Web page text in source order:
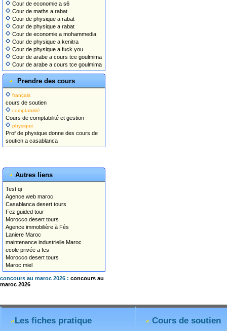
Cour de economie a s6
Cour de maths a rabat
Cour de physique a rabat
Cour de physique a rabat
Cour de economie a mohammedia
Cour de physique a kenitra
Cour de physique a fuck you
Cour de arabe a cours tce goulmima
Cour de arabe a cours tce goulmima
Prendre des cours
français
cours de soutien
comptabilité
Cours de comptabilité et gestion
physique
Prof de physique donne des cours de
soutien a casablanca
Autres liens
Test qi
Agence web maroc
Casablanca desert tours
Fez guided tour
Morocco desert tours
Agence immobilière à Fés
Laniere Maroc
maintenance industrielle Maroc
ecole privée a fes
Morocco desert tours
Maroc miel
concours au maroc 2026 : concours au
maroc 2026
Les fiches pratique Cours de soutien